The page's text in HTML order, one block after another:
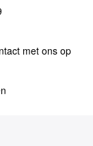
met ons op